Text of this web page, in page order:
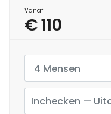
Vanaf
€ 110
4 Mensen